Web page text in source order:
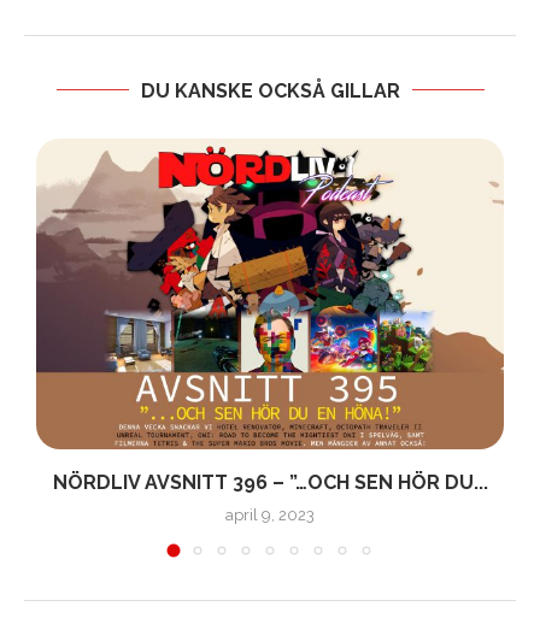
DU KANSKE OCKSÅ GILLAR
NÖRDLIV AVSNITT 396 – ”…OCH SEN HÖR DU...
april 9, 2023